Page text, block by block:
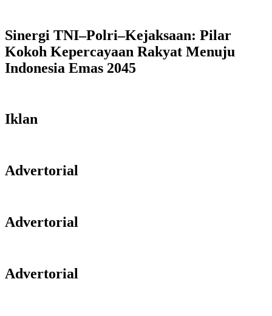
Sinergi TNI–Polri–Kejaksaan: Pilar
Kokoh Kepercayaan Rakyat Menuju
Indonesia Emas 2045
Iklan
Advertorial
Advertorial
Advertorial